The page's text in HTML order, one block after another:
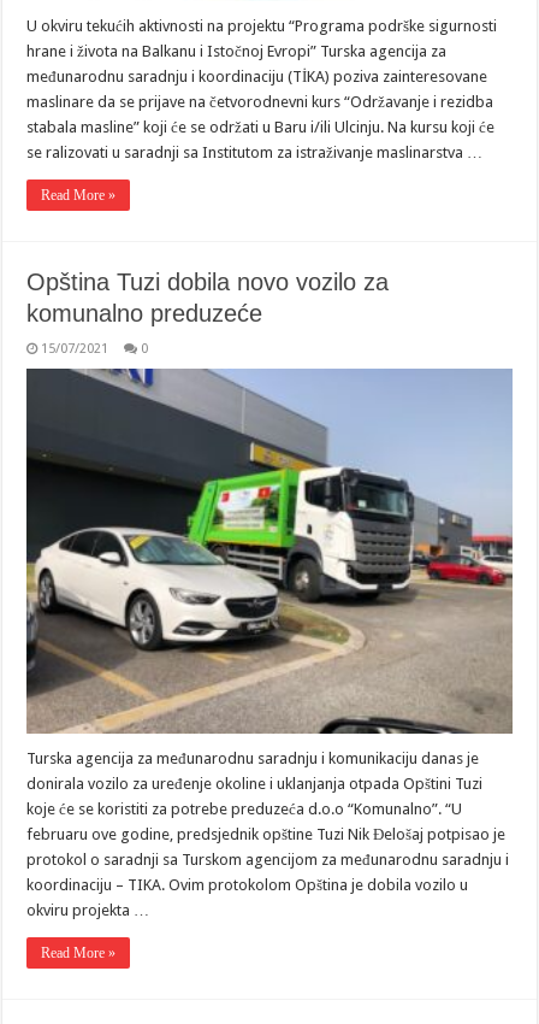
U okviru tekućih aktivnosti na projektu “Programa podrške sigurnosti
hrane i života na Balkanu i Istočnoj Evropi” Turska agencija za
međunarodnu saradnju i koordinaciju (TİKA) poziva zainteresovane
maslinare da se prijave na četvorodnevni kurs “Održavanje i rezidba
stabala masline” koji će se održati u Baru i/ili Ulcinju. Na kursu koji će
se ralizovati u saradnji sa Institutom za istraživanje maslinarstva …
Read More »
Opština Tuzi dobila novo vozilo za
komunalno preduzeće
15/07/2021 0
Turska agencija za međunarodnu saradnju i komunikaciju danas je
donirala vozilo za uređenje okoline i uklanjanja otpada Opštini Tuzi
koje će se koristiti za potrebe preduzeća d.o.o “Komunalno”. “U
februaru ove godine, predsjednik opštine Tuzi Nik Đelošaj potpisao je
protokol o saradnji sa Turskom agencijom za međunarodnu saradnju i
koordinaciju – TIKA. Ovim protokolom Opština je dobila vozilo u
okviru projekta …
Read More »